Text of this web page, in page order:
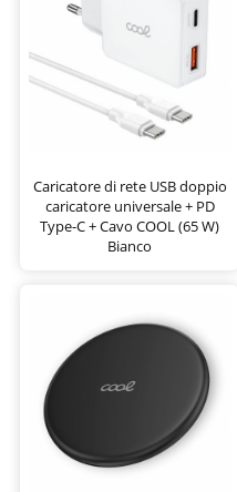
Caricatore di rete USB doppio
caricatore universale + PD
Type-C + Cavo COOL (65 W)
Bianco